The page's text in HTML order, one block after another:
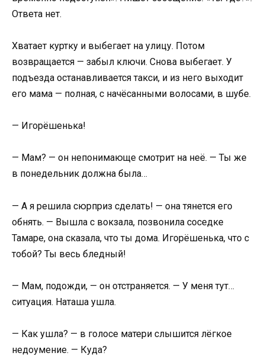
Ответа нет.
Хватает куртку и выбегает на улицу. Потом
возвращается — забыл ключи. Снова выбегает. У
подъезда останавливается такси, и из него выходит
его мама — полная, с начёсанными волосами, в шубе.
— Игорёшенька!
— Мам? — он непонимающе смотрит на неё. — Ты же
в понедельник должна была…
— А я решила сюрприз сделать! — она тянется его
обнять. — Вышла с вокзала, позвонила соседке
Тамаре, она сказала, что ты дома. Игорёшенька, что с
тобой? Ты весь бледный!
— Мам, подожди, — он отстраняется. — У меня тут…
ситуация. Наташа ушла.
— Как ушла? — в голосе матери слышится лёгкое
недоумение. — Куда?